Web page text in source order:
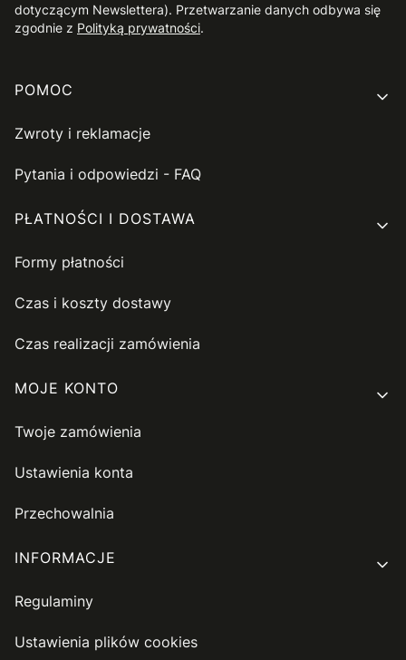
dotyczącym Newslettera). Przetwarzanie danych odbywa się
zgodnie z Polityką prywatności.
Linki w stopce
POMOC
Zwroty i reklamacje
Pytania i odpowiedzi - FAQ
PŁATNOŚCI I DOSTAWA
Formy płatności
Czas i koszty dostawy
Czas realizacji zamówienia
MOJE KONTO
Twoje zamówienia
Ustawienia konta
Przechowalnia
INFORMACJE
Regulaminy
Ustawienia plików cookies